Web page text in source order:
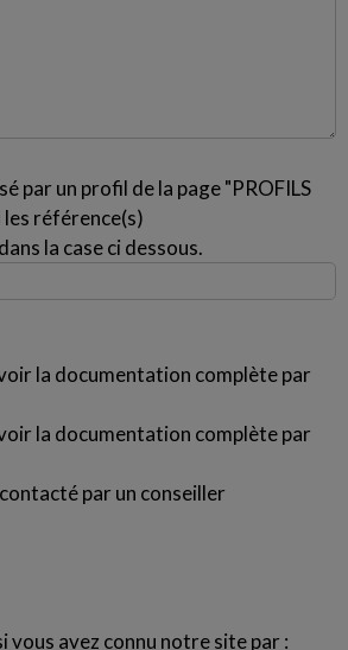
par un profil de la page "PROFILS
les référence(s)
la case ci dessous.
la documentation complète par
la documentation complète par
par un conseiller
vous avez connu notre site par :